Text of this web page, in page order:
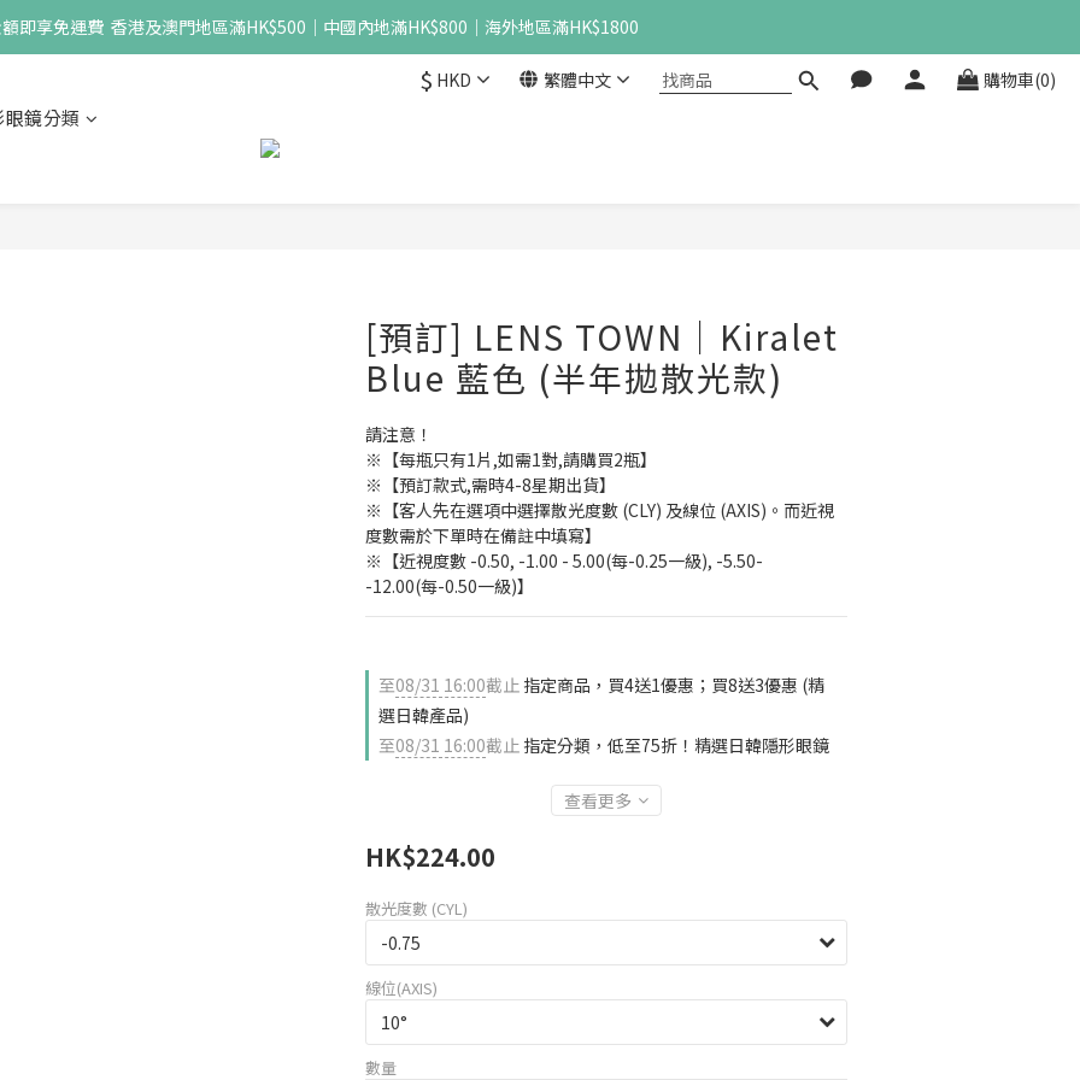
即享免運費  香港及澳門地區滿HK$500｜中國內地滿HK$800｜海外地區滿HK$1800
$ HKD 繁體中文 購物車(0)
眼鏡分類
[預訂] LENS TOWN｜Kiralet
Blue 藍色 (半年拋散光款)
請注意！
※【每瓶只有1片,如需1對,請購買2瓶】
※【預訂款式,需時4-8星期出貨】
※【客人先在選項中選擇散光度數 (CLY) 及線位 (AXIS)。而近視
度數需於下單時在備註中填寫】
※【近視度數 -0.50, -1.00 - 5.00(每-0.25一級), -5.50-
-12.00(每-0.50一級)】
至08/31 16:00截止 指定商品，買4送1優惠；買8送3優惠 (精
選日韓產品)
至08/31 16:00截止 指定分類，低至75折！精選日韓隱形眼鏡
查看更多
HK$224.00
散光度數 (CYL)
線位(AXIS)
數量